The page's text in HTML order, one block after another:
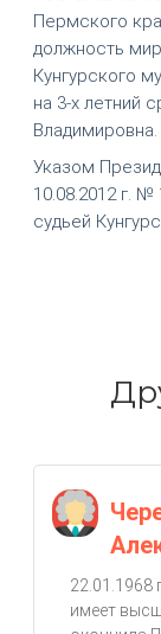
Пермского
должность
Кунгурского
на 3-х летний
Владимировна.
Указом
10.08.2012 г.
судьей
22.01.1968
имеет